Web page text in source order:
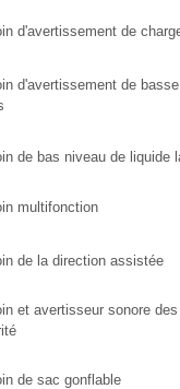
d'avertissement de
d'avertissement de
de bas niveau de liquide
multifonction
de la direction assistée
et avertisseur sonore
de sac gonflable